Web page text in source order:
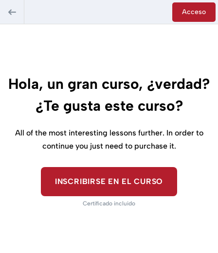
Acceso
Hola, un gran curso, ¿verdad?
¿Te gusta este curso?
All of the most interesting lessons further. In order to
continue you just need to purchase it.
INSCRIBIRSE EN EL CURSO
Certificado incluido